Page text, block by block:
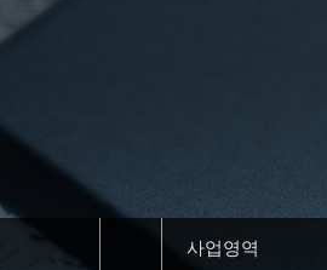
사업영역